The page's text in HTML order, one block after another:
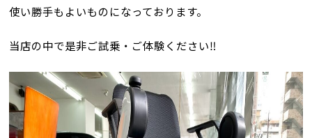
使い勝手もよいものになっております。
当店の中で是非ご試乗・ご体験ください‼